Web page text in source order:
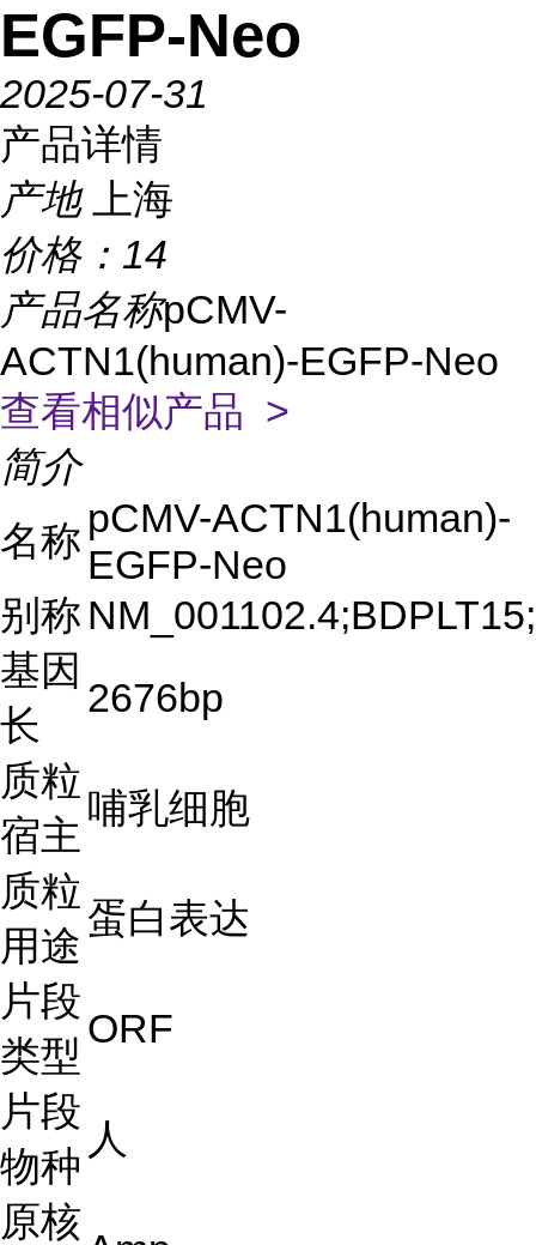
EGFP-Neo
2025-07-31
产品详情
产地
上海
价格： 14
产品名称pCMV-
ACTN1(human)-EGFP-Neo
查看相似产品 >
简介
名称 pCMV-ACTN1(human)-
EGFP-Neo
别称 NM_001102.4;BDPLT15;
基因
长
2676bp
质粒
宿主
哺乳细胞
质粒
用途
蛋白表达
片段
类型
ORF
片段
物种
人
原核